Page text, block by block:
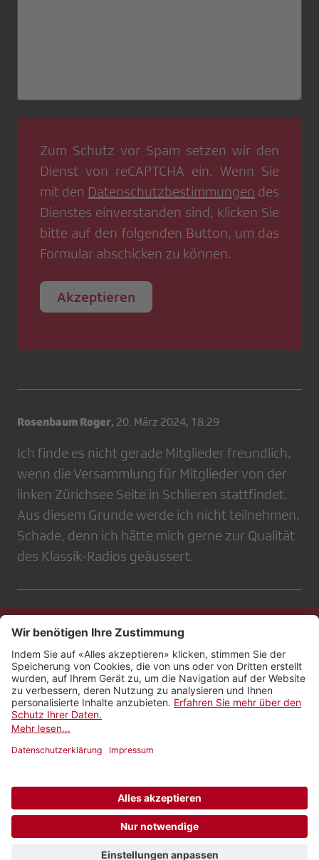
Zum Schutz vor Spam setzen wir den
Dienst von reCAPTCHA ein. Wenn Sie
mit den Datenschutzbestimmungen des
Dienstes einverstanden sind, klicken Sie
bitte auf den folgenden Button, um das
Formular abschicken zu können.
Akzeptieren
Rosenbaum Roger, 20. März 2024, 18:29
Ich finde es nicht gerade Mitglieder freundlich,
wenn die Versammlung für Mitglieder von der
linken Zürichsee Seite in Schlieren stattfindet.
Aus diesem Grunde werde ich nicht teilnehmen.
Schade, denn ich hätte mich gerne zur Qualität
des Klassik-Radios geäussert.
Kontakt
Impressum
Rechtliches
Netiquette
Newsletter abonnieren